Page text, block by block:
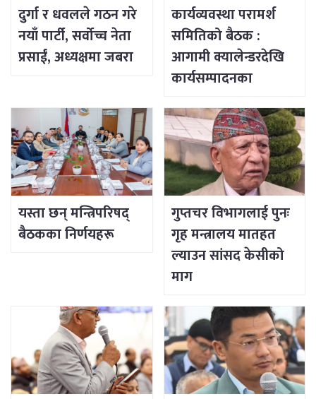
दुर्गा र धवलले गठन गरे
नयाँ पार्टी, सर्वोच्च नेता
प्रसाईं, अध्यक्षमा जबरा
कार्यव्यवस्था परामर्श
समितिको बैठक :
आगामी क्यालेन्डरदेखि
कार्यसम्पादनका
यस्ता छन् मन्त्रिपरिषद्
बैठकका निर्णयहरू
गुप्तचर विभागलाई पुनः
गृह मन्त्रालय मातहत
ल्याउन सांसद केसीको
माग